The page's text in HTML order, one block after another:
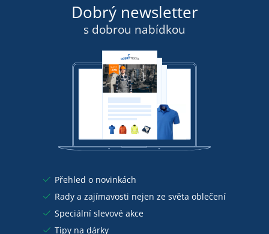
Dobrý newsletter
s dobrou nabídkou
Přehled o novinkách
Rady a zajímavosti nejen ze světa oblečení
Speciální slevové akce
Tipy na dárky